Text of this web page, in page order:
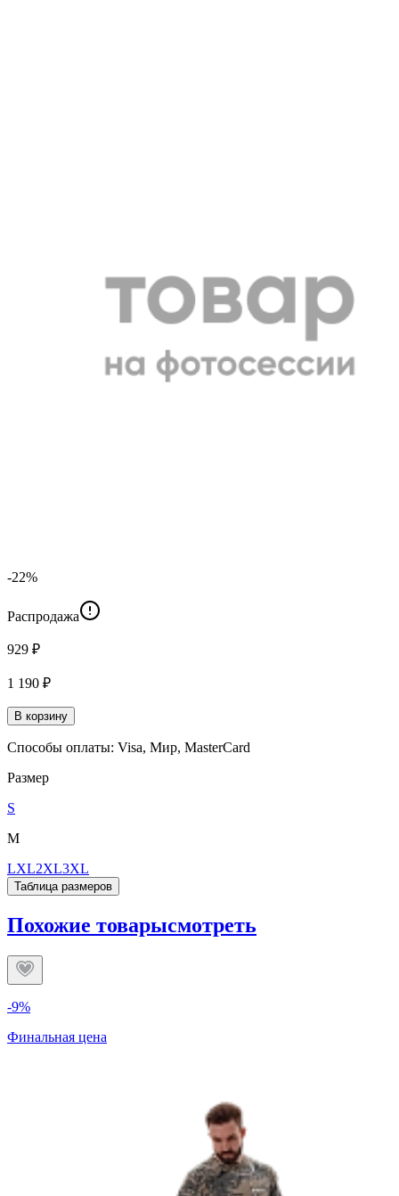
-22%
Распродажа
929 ₽
1 190 ₽
В корзину
Способы оплаты: Visa, Мир, MasterCard
Размер
S
M
LXL2XL3XL
Таблица размеров
Похожие товарысмотреть
-9%
Финальная цена